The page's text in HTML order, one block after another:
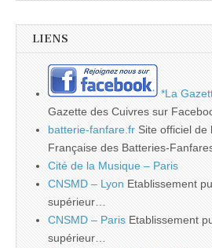
LIENS
*La
Gazette des Cuivres sur
batterie-fanfare.fr Site officiel de
Française des Batteries-
Cité de la Musique – Paris
CNSMD – Lyon Etablissement
supérieur…
CNSMD – Paris Etablissement
supérieur…